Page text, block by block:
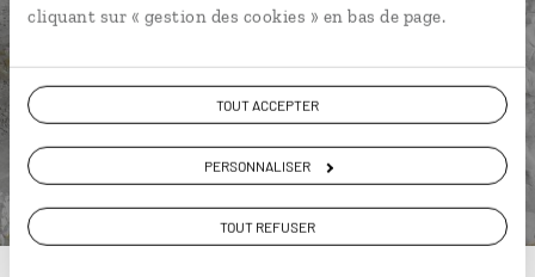
cliquant sur « gestion des cookies » en bas de page.
TOUT ACCEPTER
PERSONNALISER
TOUT REFUSER
DEMANDER UN DEVIS
ou
Construisez votre voyage avec un spécialiste Italie
01 85 08 22 97